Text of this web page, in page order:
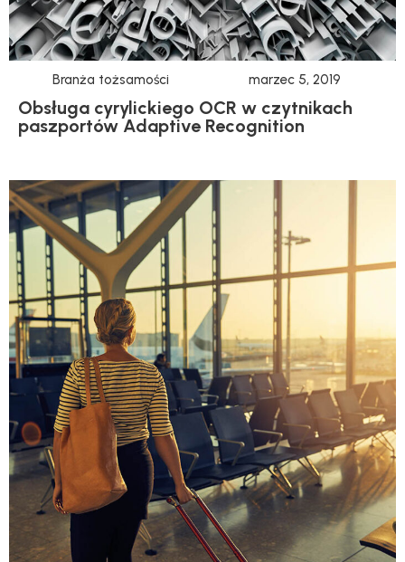
Branża tożsamości marzec 5, 2019
Obsługa cyrylickiego OCR w czytnikach
paszportów Adaptive Recognition